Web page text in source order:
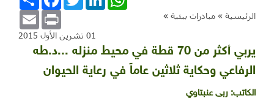
الرئيسية » مبادرات بيئية »
Email Print
01 تشرين الأول 2015
يربي أكثر من 70 قطة في محيط منزله ...د.طه
الرفاعي وحكاية ثلاثين عاماً في رعاية الحيوان
الكاتب: ربى عنبتاوي